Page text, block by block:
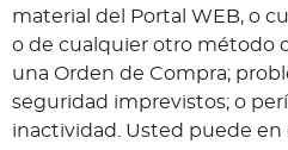
material del Portal WEB, o
o de cualquier otro método
una Orden de Compra;
seguridad imprevistos; o
inactividad. Usted puede